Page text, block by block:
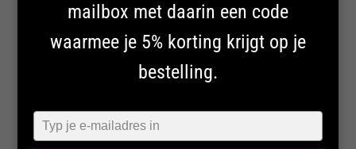
mailbox met daarin een code
waarmee je 5% korting krijgt op je
bestelling.
Typ
je